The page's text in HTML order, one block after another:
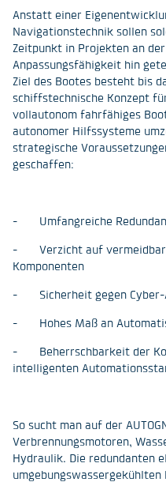
Anstatt einer
Navigationstechnik sollen
Zeitpunkt in Projekten an
Anpassungsfähigkeit hin
Ziel des Bootes besteht bis
schiffstechnische Konzept
vollautonom fahrfähiges
autonomer Hilfssysteme
strategische
geschaffen:
- Umfangreiche
- Verzicht auf
Komponenten
- Sicherheit gegen Cyber-
- Hohes Maß an
- Beherrschbarkeit der
intelligenten
So sucht man auf der
Verbrennungsmotoren,
Hydraulik. Die redundanten